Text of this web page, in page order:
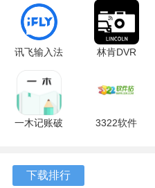
1、具备一键生成PPT大纲的
辑和整体演示框架。
容建议。
3、所有创作过程和历史作品
软件功能
讯飞输入法
15.0.14 最
新版
林肯DVR
版
一木记账破
3322软件
下载排行